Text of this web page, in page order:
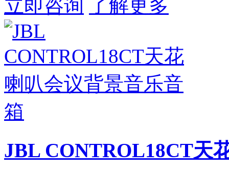
立即咨询 了解更多
JBL CONTROL18CT天